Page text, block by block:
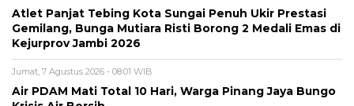
Atlet Panjat Tebing Kota Sungai Penuh Ukir Prestasi
Gemilang, Bunga Mutiara Risti Borong 2 Medali Emas di
Kejurprov Jambi 2026
Jumat, 7 Agustus 2026 - 08:01 WIB
Air PDAM Mati Total 10 Hari, Warga Pinang Jaya Bungo